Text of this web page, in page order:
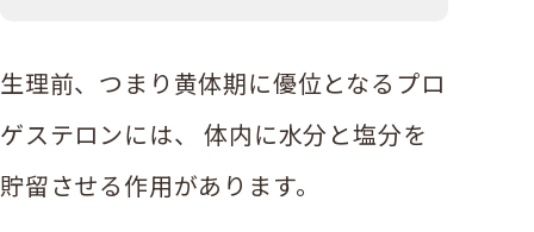
生理前、つまり黄体期に優位となるプロ
ゲステロンには、 体内に水分と塩分を
貯留させる作用があります。